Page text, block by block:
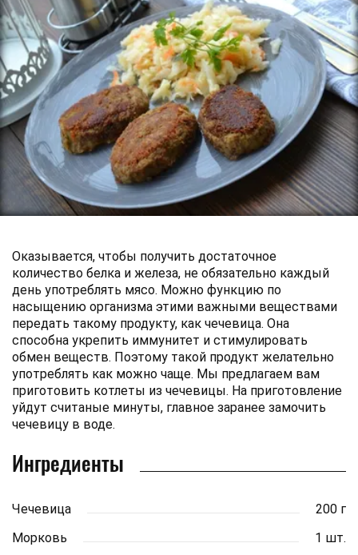
Оказывается, чтобы получить достаточное
количество белка и железа, не обязательно каждый
день употреблять мясо. Можно функцию по
насыщению организма этими важными веществами
передать такому продукту, как чечевица. Она
способна укрепить иммунитет и стимулировать
обмен веществ. Поэтому такой продукт желательно
употреблять как можно чаще. Мы предлагаем вам
приготовить котлеты из чечевицы. На приготовление
уйдут считаные минуты, главное заранее замочить
чечевицу в воде.
Ингредиенты
Чечевица
200 г
Морковь
1 шт.